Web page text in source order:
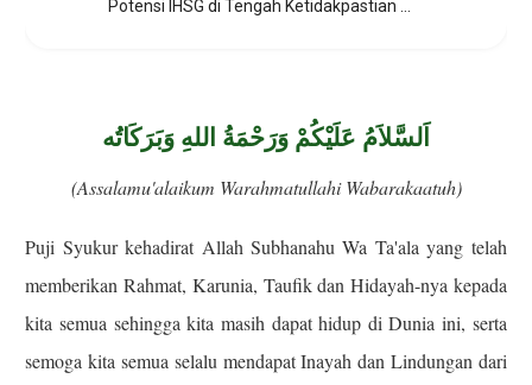
اَلسَّلاَمُ عَلَيْكُمْ وَرَحْمَةُ اللهِ وَبَرَكَاتُه
(Assalamu'alaikum Warahmatullahi Wabarakaatuh)
Puji Syukur kehadirat Allah Subhanahu Wa Ta'ala yang telah
memberikan Rahmat, Karunia, Taufik dan Hidayah-nya kepada
kita semua sehingga kita masih dapat hidup di Dunia ini, serta
semoga kita semua selalu mendapat Inayah dan Lindungan dari